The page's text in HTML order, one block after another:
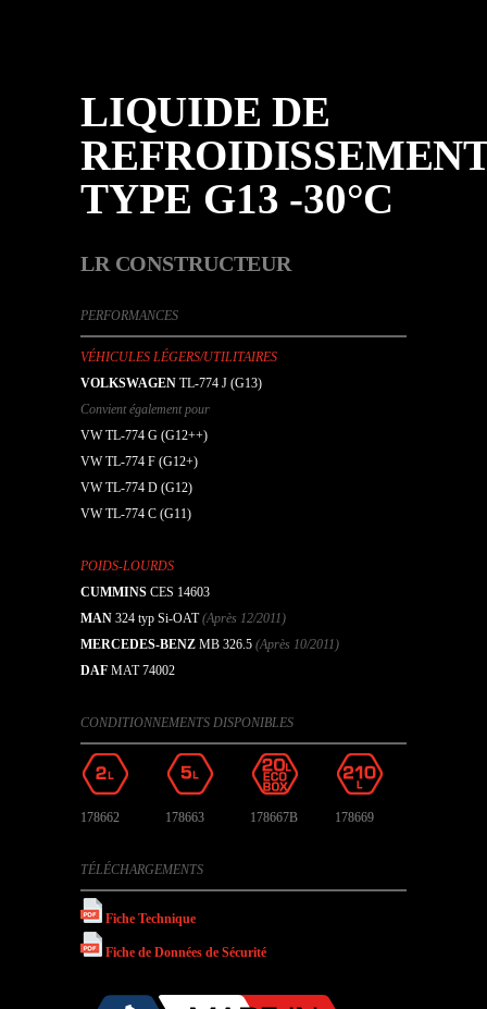
LIQUIDE DE
TYPE G13 -30°C
LR CONSTRUCTEUR
PERFORMANCES
VÉHICULES LÉGERS/UTILITAIRES
VOLKSWAGEN TL-774 J (G13)
Convient également pour
VW TL-774 G (G12++)
VW TL-774 F (G12+)
VW TL-774 D (G12)
VW TL-774 C (G11)
POIDS-LOURDS
CUMMINS CES 14603
MAN 324 typ Si-OAT(Après 12/2011)
MERCEDES-BENZ MB 326.5 (Après 10/2011)
DAF MAT 74002
CONDITIONNEMENTS DISPONIBLES
178662 178663 178667B 178669
TÉLÉCHARGEMENTS
Fiche Technique
Fiche de Données de Sécurité